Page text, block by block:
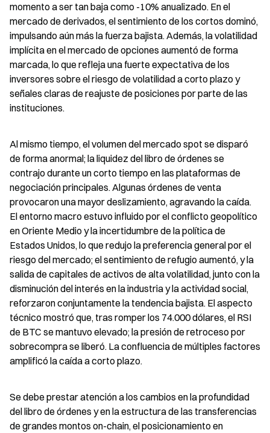
momento a ser tan baja como -10% anualizado. En el
mercado de derivados, el sentimiento de los cortos dominó,
impulsando aún más la fuerza bajista. Además, la volatilidad
implícita en el mercado de opciones aumentó de forma
marcada, lo que refleja una fuerte expectativa de los
inversores sobre el riesgo de volatilidad a corto plazo y
señales claras de reajuste de posiciones por parte de las
instituciones.
Al mismo tiempo, el volumen del mercado spot se disparó
de forma anormal; la liquidez del libro de órdenes se
contrajo durante un corto tiempo en las plataformas de
negociación principales. Algunas órdenes de venta
provocaron una mayor deslizamiento, agravando la caída.
El entorno macro estuvo influido por el conflicto geopolítico
en Oriente Medio y la incertidumbre de la política de
Estados Unidos, lo que redujo la preferencia general por el
riesgo del mercado; el sentimiento de refugio aumentó, y la
salida de capitales de activos de alta volatilidad, junto con la
disminución del interés en la industria y la actividad social,
reforzaron conjuntamente la tendencia bajista. El aspecto
técnico mostró que, tras romper los 74.000 dólares, el RSI
de BTC se mantuvo elevado; la presión de retroceso por
sobrecompra se liberó. La confluencia de múltiples factores
amplificó la caída a corto plazo.
Se debe prestar atención a los cambios en la profundidad
del libro de órdenes y en la estructura de las transferencias
de grandes montos on-chain, el posicionamiento en